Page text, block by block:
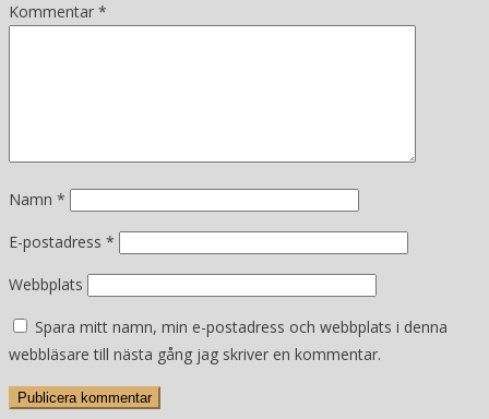
Kommentar *
Namn *
E-postadress *
Webbplats
Spara mitt namn, min e-postadress och webbplats i denna
webbläsare till nästa gång jag skriver en kommentar.